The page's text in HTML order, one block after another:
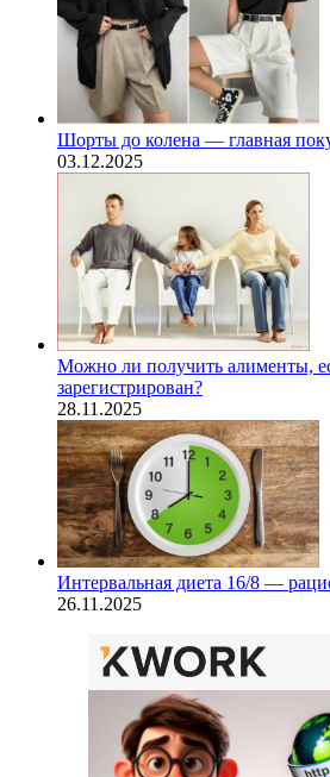
Шорты до колена — главная
03.12.2025
Можно ли получить алименты,
зарегистрирован?
28.11.2025
Интервальная диета 16/8 —
26.11.2025